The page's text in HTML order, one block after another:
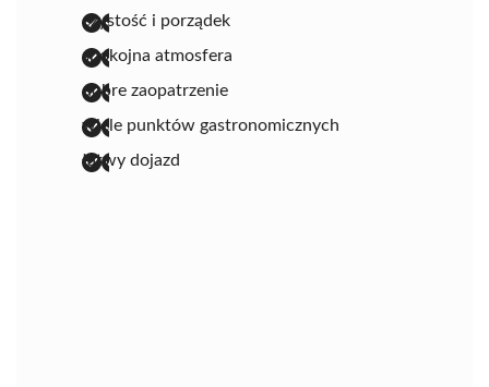
czystość i porządek
spokojna atmosfera
dobre zaopatrzenie
wiele punktów gastronomicznych
łatwy dojazd